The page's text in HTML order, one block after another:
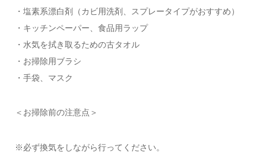
・塩素系漂白剤（カビ用洗剤、スプレータイプがおすすめ）
・キッチンペーパー、食品用ラップ
・水気を拭き取るための古タオル
・お掃除用ブラシ
・手袋、マスク
＜お掃除前の注意点＞
※必ず換気をしながら行ってください。